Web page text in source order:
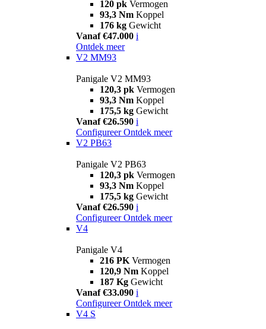
120 pk Vermogen
93,3 Nm Koppel
176 kg Gewicht
Vanaf €47.000 i
Ontdek meer
V2 MM93
Panigale V2 MM93
120,3 pk Vermogen
93,3 Nm Koppel
175,5 kg Gewicht
Vanaf €26.590 i
Configureer Ontdek meer
V2 PB63
Panigale V2 PB63
120,3 pk Vermogen
93,3 Nm Koppel
175,5 kg Gewicht
Vanaf €26.590 i
Configureer Ontdek meer
V4
Panigale V4
216 PK Vermogen
120,9 Nm Koppel
187 Kg Gewicht
Vanaf €33.090 i
Configureer Ontdek meer
V4 S